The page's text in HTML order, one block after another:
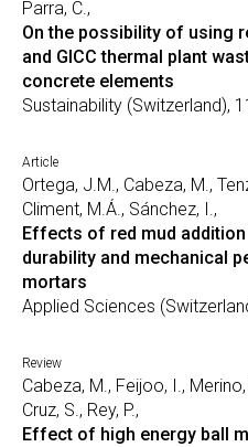
Parra, C.,
On the possibility of using
and GICC thermal plant
concrete elements
Sustainability (Switzerland),
Article
Ortega, J.M., Cabeza, M.,
Climent, M.Á., Sánchez, I.,
Effects of red mud
durability and mechanical
mortars
Applied Sciences
Review
Cabeza, M., Feijoo, I., Merino,
Cruz, S., Rey, P.,
Effect of high energy ball